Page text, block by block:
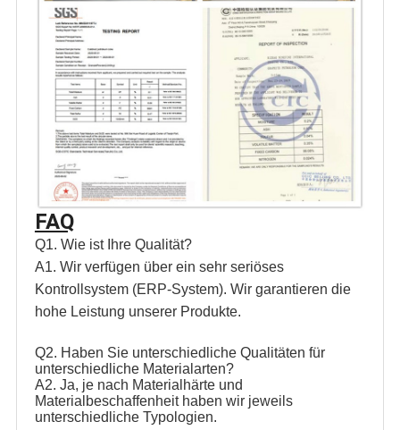
FAQ
Q1. Wie ist Ihre Qualität?
A1. Wir verfügen über ein sehr seriöses
Kontrollsystem (ERP-System). Wir garantieren die
hohe Leistung unserer Produkte.
Q2. Haben Sie unterschiedliche Qualitäten für
unterschiedliche Materialarten?
A2. Ja, je nach Materialhärte und
Materialbeschaffenheit haben wir jeweils
unterschiedliche Typologien.